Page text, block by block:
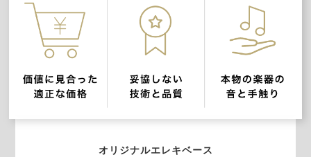
オリジナルエレキベース